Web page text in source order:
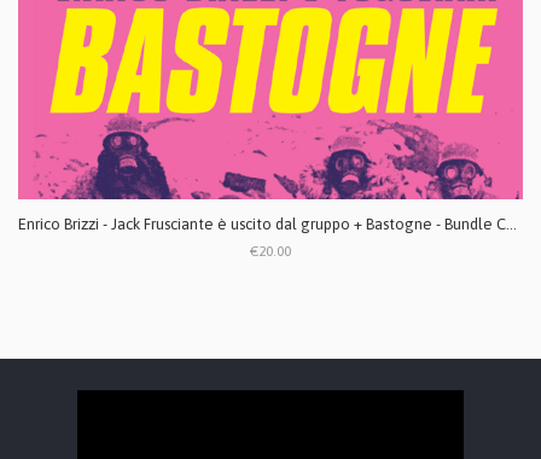
Enrico Brizzi - Jack Frusciante è uscito dal gruppo + Bastogne - Bundle CD digipack
€20.00